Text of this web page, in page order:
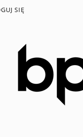
SIĘ